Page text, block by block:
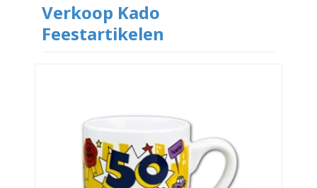
Verkoop Kado
Feestartikelen